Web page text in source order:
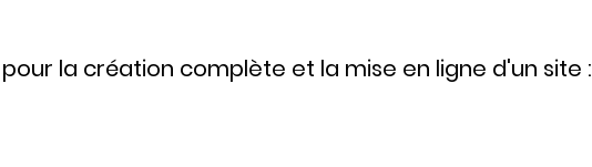
la création complète et la mise en ligne d'un site :